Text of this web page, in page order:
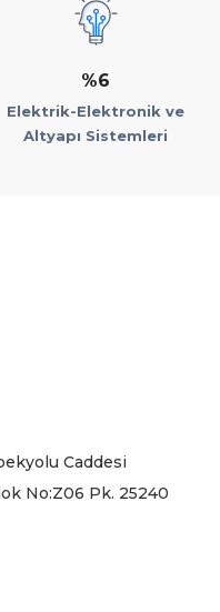
%6
Elektrik-Elektronik ve
Altyapı Sistemleri
Caddesi
No:Z06 Pk. 25240